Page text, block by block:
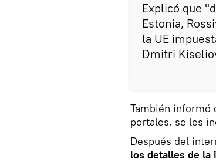
Explicó que
Estonia,
la UE
Dmitri
También informó
portales, se les
Después del
los detalles de la